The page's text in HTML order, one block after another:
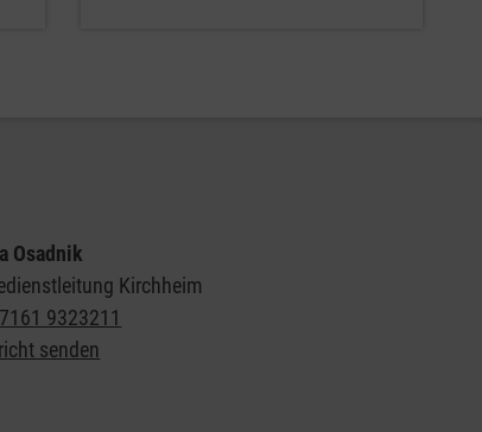
Osadnik
Kirchheim
9323211
senden